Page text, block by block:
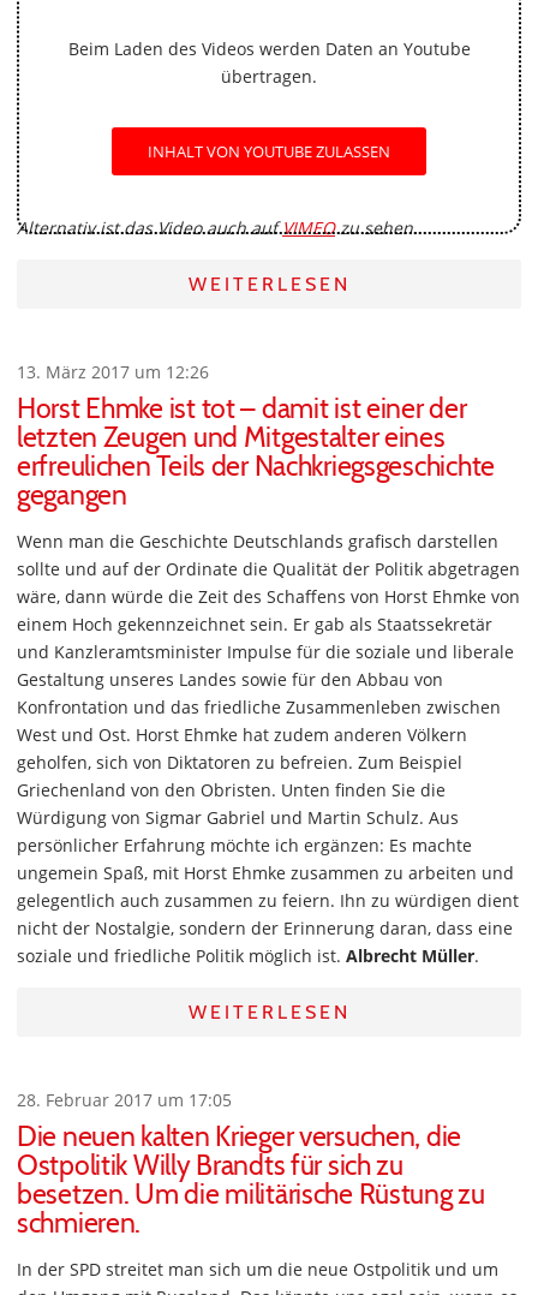
Beim Laden des Videos werden Daten an Youtube
übertragen.
INHALT VON YOUTUBE ZULASSEN
Alternativ ist das Video auch aufVIMEOzu sehen.
WEITERLESEN
13. März 2017 um 12:26
Horst Ehmke ist tot – damit ist einer der
letzten Zeugen und Mitgestalter eines
erfreulichen Teils der Nachkriegsgeschichte
gegangen
Wenn man die Geschichte Deutschlands grafisch darstellen
sollte und auf der Ordinate die Qualität der Politik abgetragen
wäre, dann würde die Zeit des Schaffens von Horst Ehmke von
einem Hoch gekennzeichnet sein. Er gab als Staatssekretär
und Kanzleramtsminister Impulse für die soziale und liberale
Gestaltung unseres Landes sowie für den Abbau von
Konfrontation und das friedliche Zusammenleben zwischen
West und Ost. Horst Ehmke hat zudem anderen Völkern
geholfen, sich von Diktatoren zu befreien. Zum Beispiel
Griechenland von den Obristen. Unten finden Sie die
Würdigung von Sigmar Gabriel und Martin Schulz. Aus
persönlicher Erfahrung möchte ich ergänzen: Es machte
ungemein Spaß, mit Horst Ehmke zusammen zu arbeiten und
gelegentlich auch zusammen zu feiern. Ihn zu würdigen dient
nicht der Nostalgie, sondern der Erinnerung daran, dass eine
soziale und friedliche Politik möglich ist. Albrecht Müller.
WEITERLESEN
28. Februar 2017 um 17:05
Die neuen kalten Krieger versuchen, die
Ostpolitik Willy Brandts für sich zu
besetzen. Um die militärische Rüstung zu
schmieren.
In der SPD streitet man sich um die neue Ostpolitik und um